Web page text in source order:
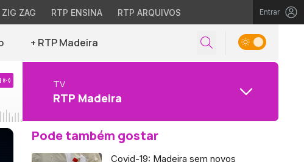
ZIG ZAG RTP ENSINA RTP ARQUIVOS Entrar
+ RTP Madeira
TV
RTP Madeira
Pode também gostar
Covid-19: Madeira sem novos